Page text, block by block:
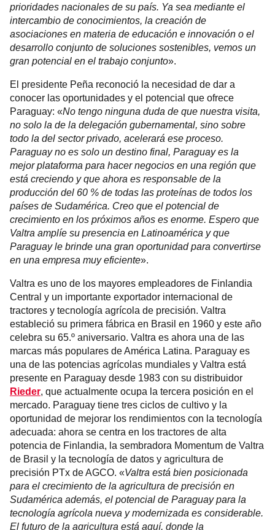
prioridades nacionales de su país. Ya sea mediante el
intercambio de conocimientos, la creación de
asociaciones en materia de educación e innovación o el
desarrollo conjunto de soluciones sostenibles, vemos un
gran potencial en el trabajo conjunto».
El presidente Peña reconoció la necesidad de dar a
conocer las oportunidades y el potencial que ofrece
Paraguay: «No tengo ninguna duda de que nuestra visita,
no solo la de la delegación gubernamental, sino sobre
todo la del sector privado, acelerará ese proceso.
Paraguay no es solo un destino final, Paraguay es la
mejor plataforma para hacer negocios en una región que
está creciendo y que ahora es responsable de la
producción del 60 % de todas las proteínas de todos los
países de Sudamérica. Creo que el potencial de
crecimiento en los próximos años es enorme. Espero que
Valtra amplíe su presencia en Latinoamérica y que
Paraguay le brinde una gran oportunidad para convertirse
en una empresa muy eficiente».
Valtra es uno de los mayores empleadores de Finlandia
Central y un importante exportador internacional de
tractores y tecnología agrícola de precisión. Valtra
estableció su primera fábrica en Brasil en 1960 y este año
celebra su 65.º aniversario. Valtra es ahora una de las
marcas más populares de América Latina. Paraguay es
una de las potencias agrícolas mundiales y Valtra está
presente en Paraguay desde 1983 con su distribuidor
Rieder, que actualmente ocupa la tercera posición en el
mercado. Paraguay tiene tres ciclos de cultivo y la
oportunidad de mejorar los rendimientos con la tecnología
adecuada: ahora se centra en los tractores de alta
potencia de Finlandia, la sembradora Momentum de Valtra
de Brasil y la tecnología de datos y agricultura de
precisión PTx de AGCO. «Valtra está bien posicionada
para el crecimiento de la agricultura de precisión en
Sudamérica además, el potencial de Paraguay para la
tecnología agrícola nueva y modernizada es considerable.
El futuro de la agricultura está aquí, donde la